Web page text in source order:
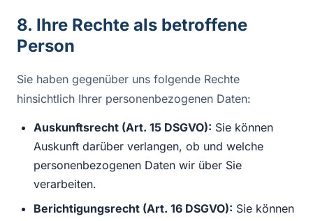
8. Ihre Rechte als betroffene
Person
Sie haben gegenüber uns folgende Rechte
hinsichtlich Ihrer personenbezogenen Daten:
Auskunftsrecht (Art. 15 DSGVO): Sie können
Auskunft darüber verlangen, ob und welche
personenbezogenen Daten wir über Sie
verarbeiten.
Berichtigungsrecht (Art. 16 DSGVO): Sie können